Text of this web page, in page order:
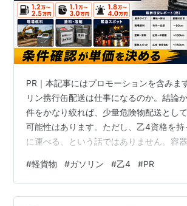
PR｜本記事にはプロモーションを含みま
リン携行缶配送は仕事になるのか。結論
件をかなり絞れば、少量危険物配送とし
可能性はあります。ただし、乙4資格を持
に運べる、という話ではありません。容
を選ぶことが前提です。 少量危険物配送
仕事」ではなく「条件を見極める仕事」
可能性がある案件 案件別に見る報酬目安
#軽貨物 #ガソリン #乙4 #PR